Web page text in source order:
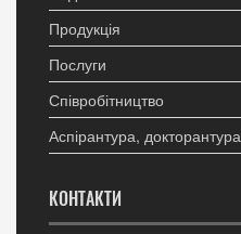
Продукція
Послуги
Співробітництво
Аспірантура, докторантура
КОНТАКТИ